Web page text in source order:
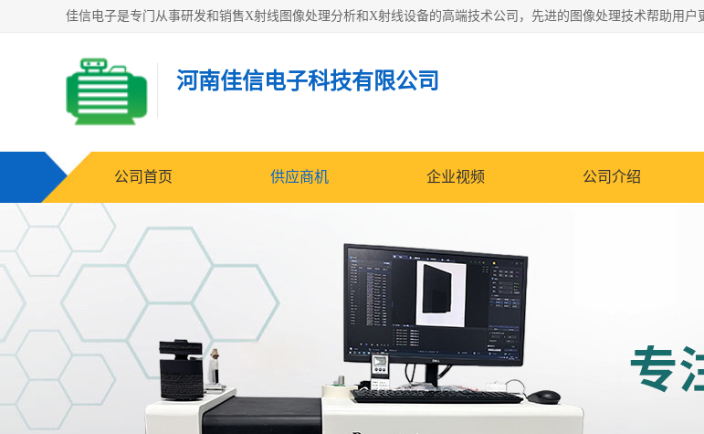
河南佳信电子科技有限公司
公司首页 供应商机 企业视频 公司介绍